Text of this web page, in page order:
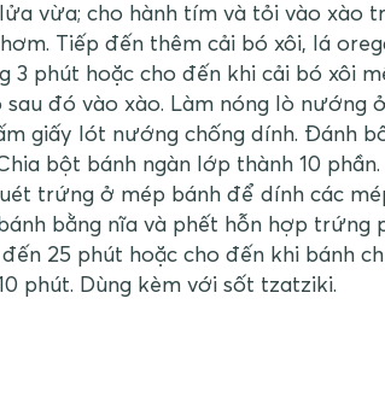
vừa; cho hành tím và tỏi vào xào
Tiếp đến thêm cải bó xôi, lá
phút hoặc cho đến khi cải bó xôi
đó vào xào. Làm nóng lò nướng
giấy lót nướng chống dính. Đánh
bột bánh ngàn lớp thành 10
trứng ở mép bánh để dính các
bằng nĩa và phết hỗn hợp trứng
25 phút hoặc cho đến khi bánh
phút. Dùng kèm với sốt tzatziki.